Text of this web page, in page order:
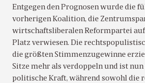
Entgegen den Prognosen wurde die
vorherigen Koalition, die
wirtschaftsliberalen Reformpartei
Platz verwiesen. Die
die größten Stimmenzugewinne
Sitze mehr als verdoppeln und ist
politische Kraft, während sowohl die